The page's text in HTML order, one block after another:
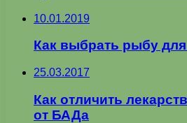
10.01.2019
Как выбрать рыбу
25.03.2017
Как отличить
от БАДа